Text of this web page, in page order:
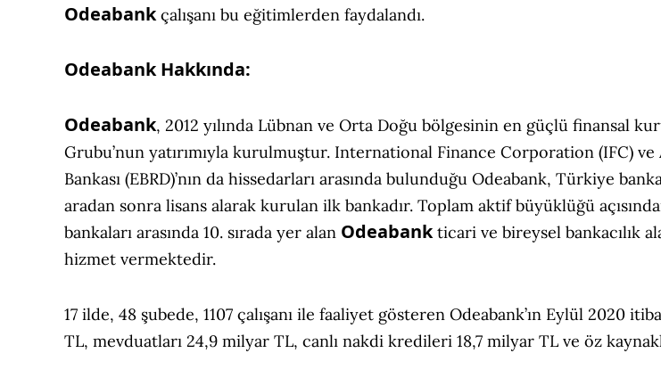
Odeabank çalışanı bu eğitimlerden faydalandı.
Odeabank Hakkında:
Odeabank, 2012 yılında Lübnan ve Orta Doğu bölgesinin en güçlü finansal
Grubu’nun yatırımıyla kurulmuştur. International Finance Corporation (IFC) ve
Bankası (EBRD)’nın da hissedarları arasında bulunduğu Odeabank, Türkiye
aradan sonra lisans alarak kurulan ilk bankadır. Toplam aktif büyüklüğü
bankaları arasında 10. sırada yer alan Odeabank ticari ve bireysel bankacılık
hizmet vermektedir.
17 ilde, 48 şubede, 1107 çalışanı ile faaliyet gösteren Odeabank’ın Eylül 2020
TL, mevduatları 24,9 milyar TL, canlı nakdi kredileri 18,7 milyar TL ve öz